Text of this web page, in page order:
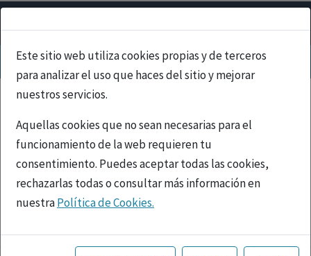
Este sitio web utiliza cookies propias y de terceros
para analizar el uso que haces del sitio y mejorar
nuestros servicios.
Aquellas cookies que no sean necesarias para el
funcionamiento de la web requieren tu
consentimiento. Puedes aceptar todas las cookies,
rechazarlas todas o consultar más información en
nuestraPolítica de Cookies.
Toda la información incluida en la Página Web está
referida a productos del mercado español y, por